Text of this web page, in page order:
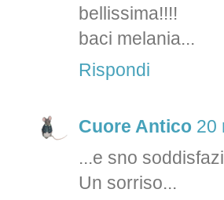
bellissima!!!!
baci melania...
Rispondi
Cuore Antico 20
...e sno
Un sorriso...